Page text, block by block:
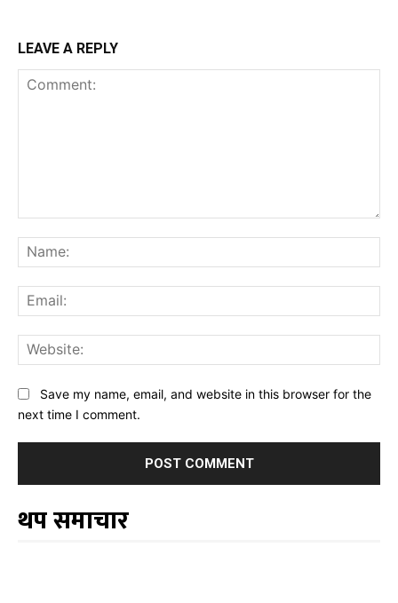
LEAVE A REPLY
Save my name, email, and website in this browser for the
next time I comment.
थप समाचार